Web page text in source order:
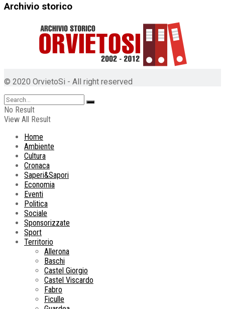
Archivio storico
© 2020 OrvietoSi - All right reserved
No Result
View All Result
Home
Ambiente
Cultura
Cronaca
Saperi&Sapori
Economia
Eventi
Politica
Sociale
Sponsorizzate
Sport
Territorio
Allerona
Baschi
Castel Giorgio
Castel Viscardo
Fabro
Ficulle